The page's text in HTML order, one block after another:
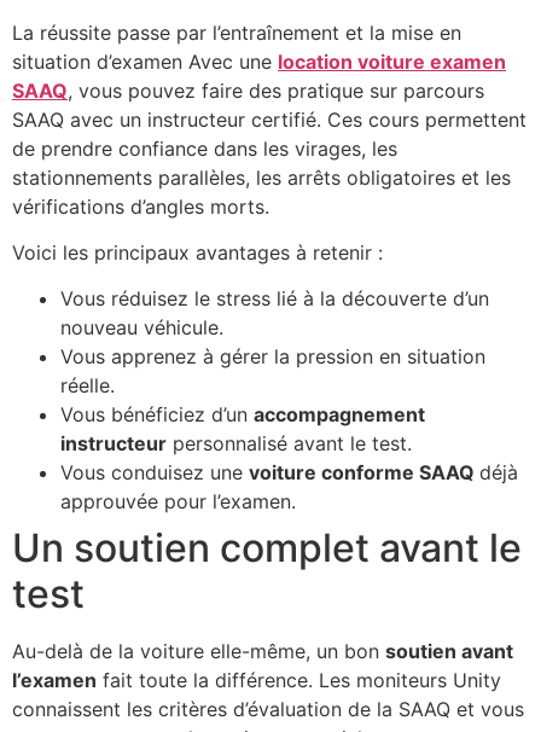
La réussite passe par l’entraînement et la mise en
situation d’examen Avec une location voiture examen
SAAQ, vous pouvez faire des pratique sur parcours
SAAQ avec un instructeur certifié. Ces cours permettent
de prendre confiance dans les virages, les
stationnements parallèles, les arrêts obligatoires et les
vérifications d’angles morts.
Voici les principaux avantages à retenir :
Vous réduisez le stress lié à la découverte d’un
nouveau véhicule.
Vous apprenez à gérer la pression en situation
réelle.
Vous bénéficiez d’un accompagnement
instructeur personnalisé avant le test.
Vous conduisez une voiture conforme SAAQ déjà
approuvée pour l’examen.
Un soutien complet avant le
test
Au-delà de la voiture elle-même, un bon soutien avant
l’examen fait toute la différence. Les moniteurs Unity
connaissent les critères d’évaluation de la SAAQ et vous